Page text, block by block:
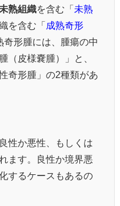
熟組織を含む「 未熟
を含む「 成熟奇形
奇形腫には、腫瘍の中
（皮様嚢腫）」と、
奇形腫」の2種類があ
性か悪性、もしくは
ます。良性か境界悪
するケースもあるの